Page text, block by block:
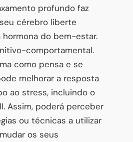
profundo faz
cérebro liberte
hormona do bem-estar.
comportamental.
como pensa e se
melhorar a resposta
ao stress, incluindo o
Assim, poderá perceber
ou técnicas a utilizar
os seus